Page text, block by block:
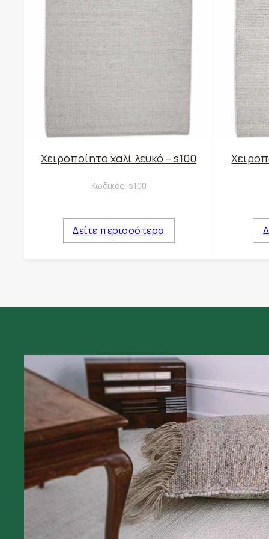
Χειροποίητο χαλί λευκό – s100
Κωδικός: s100
Δείτε περισσότερα